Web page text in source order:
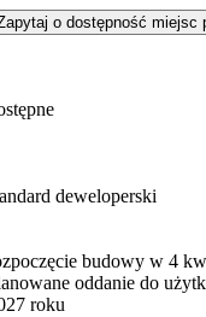
o dostępność miejsc
deweloperski
budowy w 4
oddanie do
roku